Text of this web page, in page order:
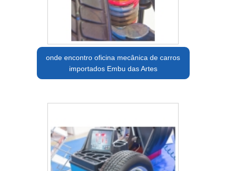
onde encontro oficina mecânica de carros
importados Embu das Artes